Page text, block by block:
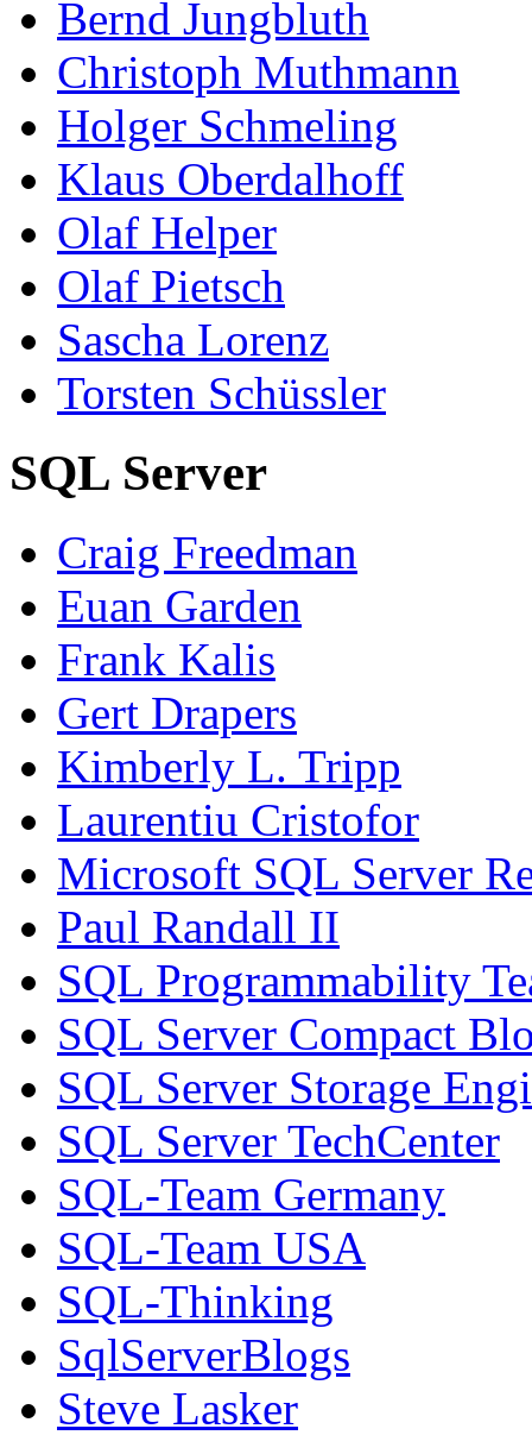
Bernd Jungbluth
Christoph Muthmann
Holger Schmeling
Klaus Oberdalhoff
Olaf Helper
Olaf Pietsch
Sascha Lorenz
Torsten Schüssler
SQL Server
Craig Freedman
Euan Garden
Frank Kalis
Gert Drapers
Kimberly L. Tripp
Laurentiu Cristofor
Microsoft SQL Server
Paul Randall II
SQL Programmability
SQL Server Compact
SQL Server Storage
SQL Server TechCenter
SQL-Team Germany
SQL-Team USA
SQL-Thinking
SqlServerBlogs
Steve Lasker